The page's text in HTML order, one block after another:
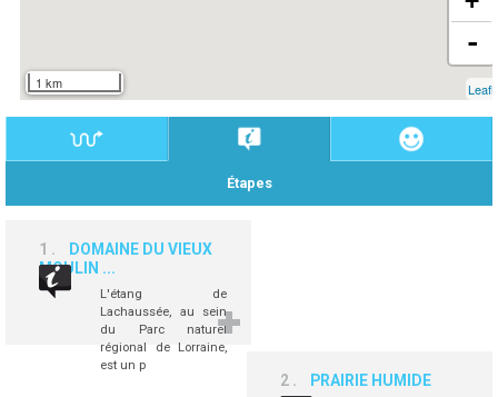
1 km
-
Étapes
1
DOMAINE DU VIEUX
MOULIN ...
L'étang de
Lachaussée, au sein
du Parc naturel
régional de Lorraine,
est un p
2 PRAIRIE HUMIDE